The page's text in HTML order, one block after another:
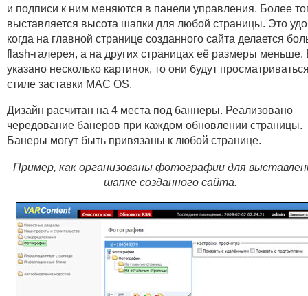
и подписи к ним меняются в панели управления. Более
выставляется высота шапки для любой страницы. Это
когда на главной странице созданного сайта делается
flash-галерея, а на других страницах её размеры меньше.
указано несколько картинок, то они будут
стиле заставки MAC OS.
Дизайн расчитан на 4 места под баннеры. Реализовано
чередование банеров при каждом обновлении страницы.
Банеры могут быть привязаны к любой странице.
Пример, как организованы фотографии для
шапке созданного сайта.